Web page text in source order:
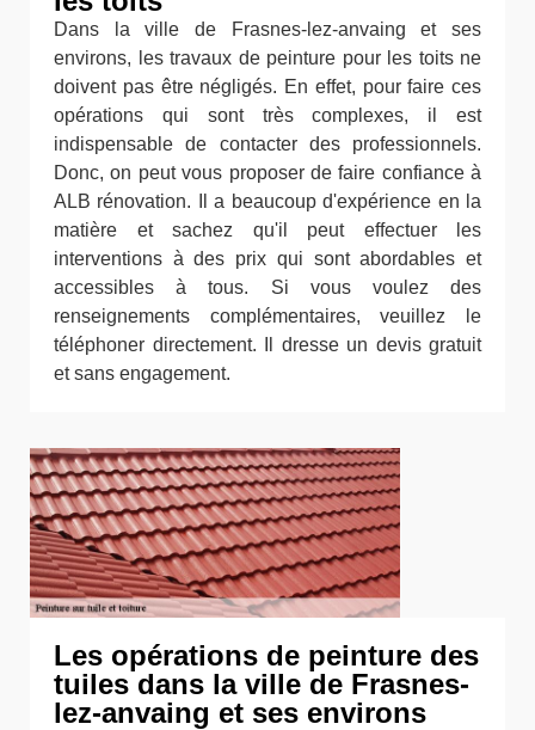
Dans la ville de Frasnes-lez-anvaing et ses
environs, les travaux de peinture pour les toits ne
doivent pas être négligés. En effet, pour faire ces
opérations qui sont très complexes, il est
indispensable de contacter des professionnels.
Donc, on peut vous proposer de faire confiance à
ALB rénovation. Il a beaucoup d'expérience en la
matière et sachez qu'il peut effectuer les
interventions à des prix qui sont abordables et
accessibles à tous. Si vous voulez des
renseignements complémentaires, veuillez le
téléphoner directement. Il dresse un devis gratuit
et sans engagement.
Les opérations de peinture des
tuiles dans la ville de Frasnes-
lez-anvaing et ses environs